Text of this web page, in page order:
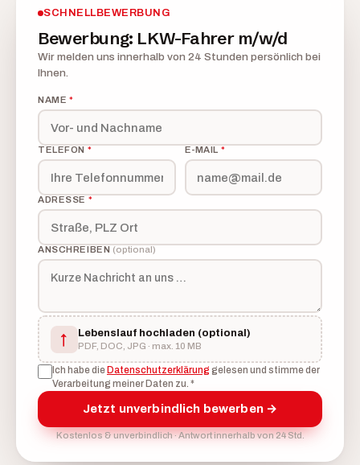
SCHNELLBEWERBUNG
Bewerbung: LKW-Fahrer m/w/d
Wir melden uns innerhalb von 24 Stunden persönlich bei
Ihnen.
NAME *
TELEFON * E-MAIL *
ADRESSE *
ANSCHREIBEN (optional)
↑ Lebenslauf hochladen (optional)
PDF, DOC, JPG · max. 10 MB
Ich habe die Datenschutzerklärung gelesen und stimme der
Verarbeitung meiner Daten zu. *
Jetzt unverbindlich bewerben →
Kostenlos & unverbindlich · Antwort innerhalb von 24 Std.